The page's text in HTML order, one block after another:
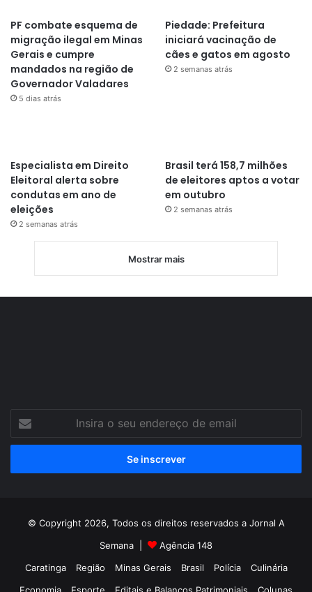
PF combate esquema de
migração ilegal em Minas
Gerais e cumpre
mandados na região de
Governador Valadares
5 dias atrás
Piedade: Prefeitura
iniciará vacinação de
cães e gatos em agosto
2 semanas atrás
Especialista em Direito
Eleitoral alerta sobre
condutas em ano de
eleições
2 semanas atrás
Brasil terá 158,7 milhões
de eleitores aptos a votar
em outubro
2 semanas atrás
Mostrar mais
seu
de
© Copyright 2026, Todos os direitos reservados a Jornal A
Semana |
Agência 148
Caratinga
Região Minas Gerais Brasil Polícia
Culinária